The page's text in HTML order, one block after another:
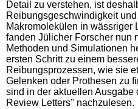
Detail zu verstehen, ist
Reibungsgeschwindigkeit
Makromolekülen in wässriger
fanden Jülicher Forscher nun
Methoden und Simulationen
ersten Schritt zu einem
Reibungsprozessen, wie sie
Gelenken oder Prothesen zu
sind in der aktuellen Ausgabe
Review Letters" nachzulesen.